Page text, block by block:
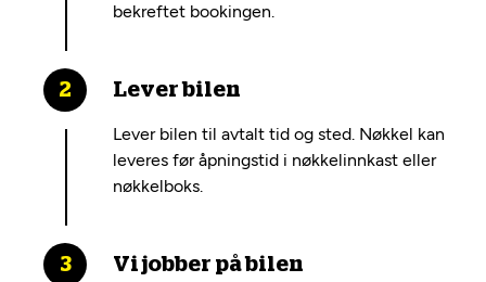
bekreftet bookingen.
Lever bilen
Lever bilen til avtalt tid og sted. Nøkkel kan
leveres før åpningstid i nøkkelinnkast eller
nøkkelboks.
Vi jobber på bilen